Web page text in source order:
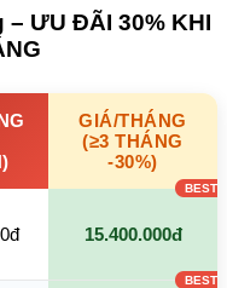
ƯU ĐÃI 30% KHI
GIÁ/THÁNG
(≥3 THÁNG
-30%)
15.400.000đ